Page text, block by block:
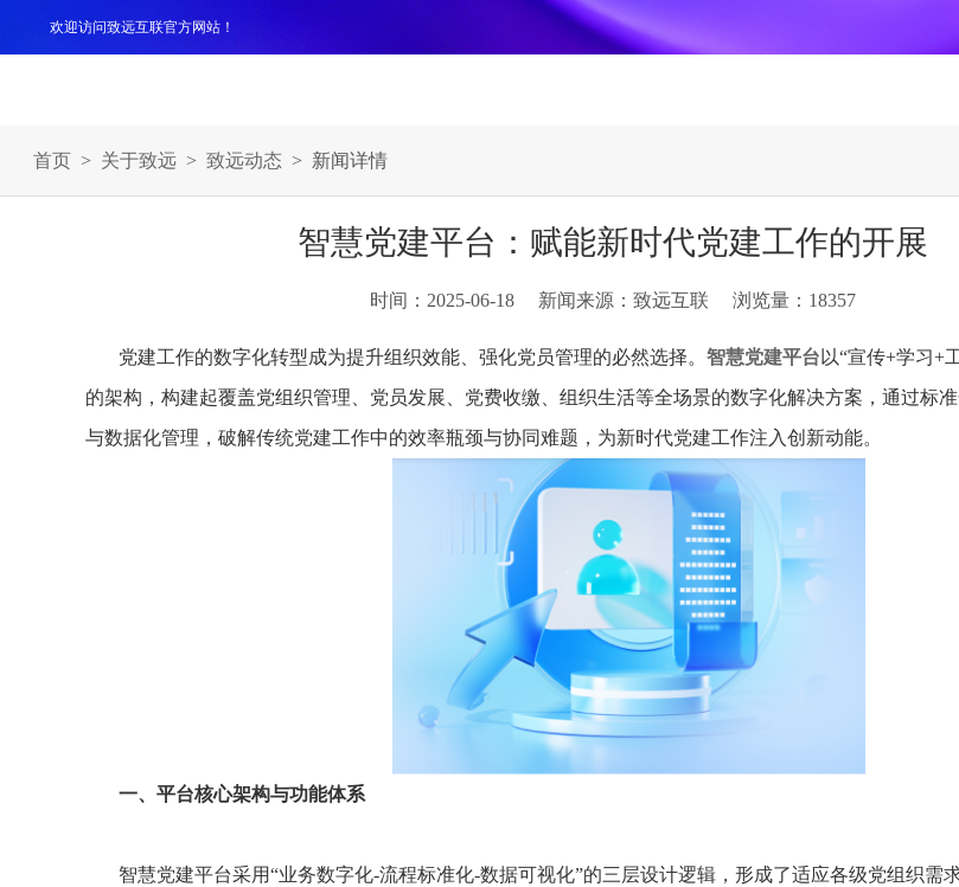
欢迎访问致远互联官方网站！
新一代AI智能体家族
CoMi Builder CoMi
协同运营与业务创新深度融合
央国企一体化 文事
信创
安全可控的信创 全面适配
运营商解决方案
推进数字政府和数字企业转型
安全生产
点线面结合，安全风险管控新策略
穿透式智能科技
全级次穿透，数智驱动科技管理
人业财一体化
数智合规管控 数据驱动经营
首页 > 关于致远 > 致远动态 > 新闻详情
智慧党建平台：赋能新时代党建工作的开展
时间：2025-06-18 新闻来源：致远互联 浏览量：18357
党建工作的数字化转型成为提升组织效能、强化党员管理的必然选择。 智慧党建平台 以“宣传+学习+
的架构，构建起覆盖党组织管理、党员发展、党费收缴、组织生活等全场景的数字化解决方案，通过标
与数据化管理，破解传统党建工作中的效率瓶颈与协同难题，为新时代党建工作注入创新动能。
一、平台核心架构与功能体系
智慧党建平台采用“业务数字化-流程标准化-数据可视化”的三层设计逻辑，形成了适应各级党组织需